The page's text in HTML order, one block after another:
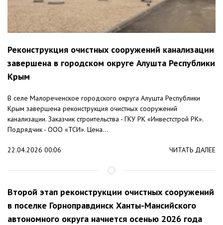
Реконструкция очистных сооружений канализации
завершена в городском округе Алушта Республики
Крым
В селе Малореченское городского округа Алушта Республики
Крым завершена реконструкция очистных сооружений
канализации. Заказчик строительства - ГКУ РК «Инвестстрой РК».
Подрядчик - ООО «ТСИ». Цена...
22.04.2026 00:06 ЧИТАТЬ ДАЛЕЕ
Второй этап реконструкции очистных сооружений
в поселке Горноправдинск Ханты-Мансийского
автономного округа начнется осенью 2026 года